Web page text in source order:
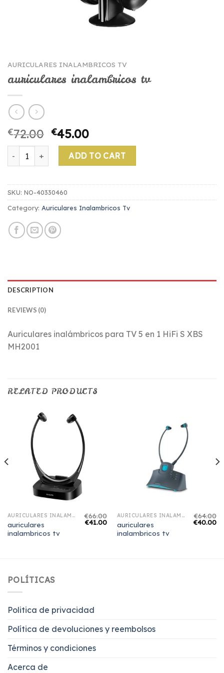
AURICULARES INALAMBRICOS TV
auriculares inalambricos tv
€72.00 €45.00
auriculares inalambricos tv quantity
ADD TO CART
SKU: NO-40330460
Category: Auriculares Inalambricos Tv
DESCRIPTION
REVIEWS (0)
Auriculares inalámbricos para TV 5 en 1 HiFi S XBS
MH2001
RELATED PRODUCTS
AURICULARES INALAMBRICOS TV
auriculares
inalambricos tv
€66.00
€41.00
AURICULARES INALAMBRICOS TV
auriculares
inalambricos tv
€64.00
€40.00
POLÍTICAS
Politica de privacidad
Política de devoluciones y reembolsos
Términos y condiciones
Acerca de